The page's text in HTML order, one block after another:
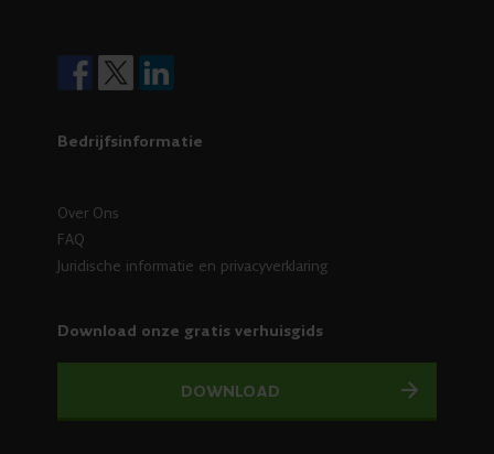
Bedrijfsinformatie
Over Ons
FAQ
Juridische informatie en privacyverklaring
Download onze gratis verhuisgids
DOWNLOAD